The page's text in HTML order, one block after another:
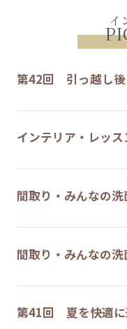
イ
第42回 引っ越し
インテリア・レッ
間取り・みんなの
間取り・みんなの
第41回 夏を快適